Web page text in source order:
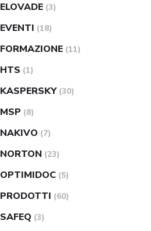
ELOVADE (3)
EVENTI (18)
FORMAZIONE (11)
HTS (1)
KASPERSKY (30)
MSP (8)
NAKIVO (7)
NORTON (23)
OPTIMIDOC (5)
PRODOTTI (60)
SAFEQ (3)